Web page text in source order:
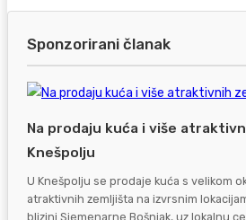
Sponzorirani članak
Na prodaju kuća i više
Knešpolju
U Knešpolju se prodaje kuća s velikom
atraktivnih zemljišta na izvrsnim
blizini Sjemenarne Bošnjak, uz lokalnu